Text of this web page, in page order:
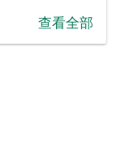
查看全部